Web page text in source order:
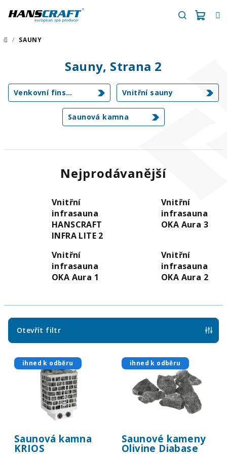
na
DOMŮ
/ SAUNY
Sauny, Strana 2
Venkovní finské sauny Vnitřní sauny
Saunová kamna
Nejprodávanější
Vnitřní
infrasauna
HANSCRAFT
INFRA LITE 2
Vnitřní
infrasauna
OKA Aura 3
Vnitřní
infrasauna
OKA Aura 1
Vnitřní
infrasauna
OKA Aura 2
Otevřít filtr
ihned k odběru
Saunová kamna
KRIOS
ihned k odběru
Saunové kameny
Olivine Diabase